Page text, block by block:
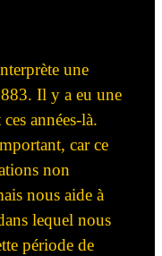
une
Il y a eu une
années-là.
, car ce
non
nous aide à
lequel nous
période de